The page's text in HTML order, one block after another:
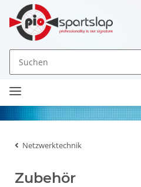
Netzwerktechnik
Zubehör